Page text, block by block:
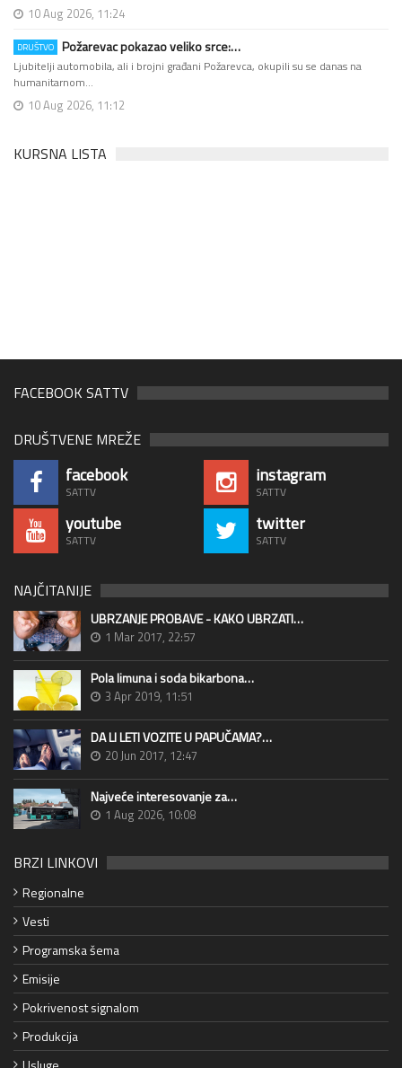
10 Aug 2026, 11:24
DRUŠTVO Požarevac pokazao veliko srce:…
Ljubitelji automobila, ali i brojni građani Požarevca, okupili su se danas na
humanitarnom…
10 Aug 2026, 11:12
KURSNA LISTA
FACEBOOK SATTV
DRUŠTVENE MREŽE
facebook
SATTV
instagram
SATTV
youtube
SATTV
twitter
SATTV
NAJČITANIJE
UBRZANJE PROBAVE - KAKO UBRZATI…
1 Mar 2017, 22:57
Pola limuna i soda bikarbona…
3 Apr 2019, 11:51
DA LI LETI VOZITE U PAPUČAMA?…
20 Jun 2017, 12:47
Najveće interesovanje za…
1 Aug 2026, 10:08
BRZI LINKOVI
Regionalne
Vesti
Programska šema
Emisije
Pokrivenost signalom
Produkcija